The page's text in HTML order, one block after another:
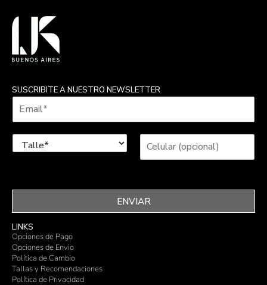
SUSCRIBITE A NUESTRO NEWSLETTER
ENVIAR
LINKS
Opciones de Pago
Opciones de Envio
Política de Cambio
Tallas y Recomendaciones
Política de Privacidad